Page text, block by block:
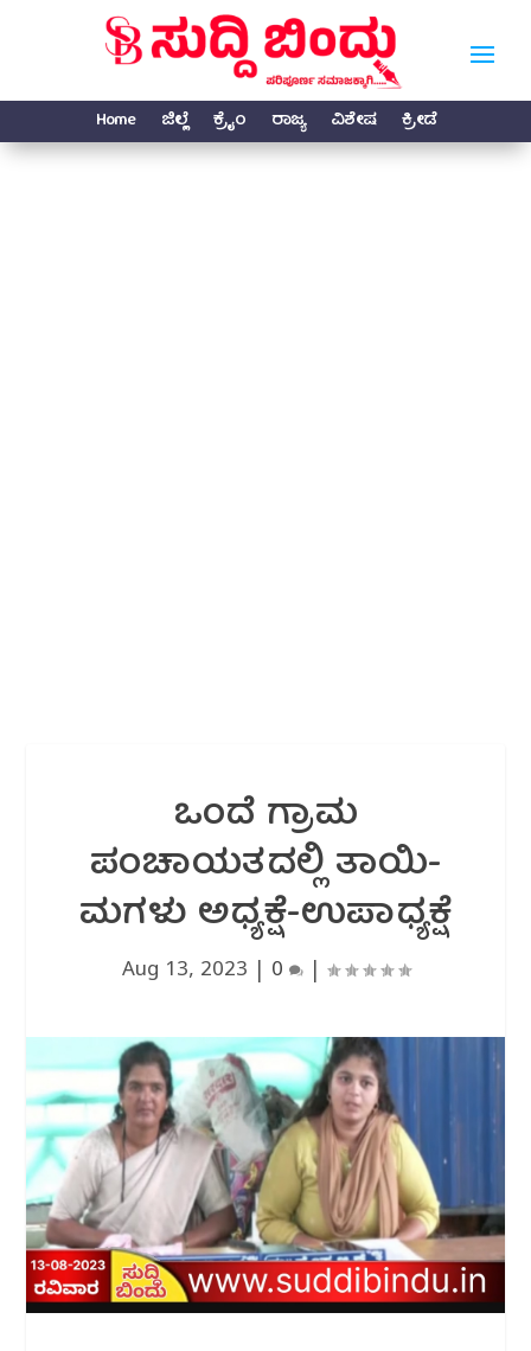
Home ಜಿಲ್ಲೆ ಕ್ರೈಂ ರಾಜ್ಯ ವಿಶೇಷ ಕ್ರೀಡೆ
ಒಂದೆ ಗ್ರಾಮ
ಪಂಚಾಯತದಲ್ಲಿ ತಾಯಿ-
ಮಗಳು ಅಧ್ಯಕ್ಷೆ-ಉಪಾಧ್ಯಕ್ಷೆ
Aug 13, 2023 0 |